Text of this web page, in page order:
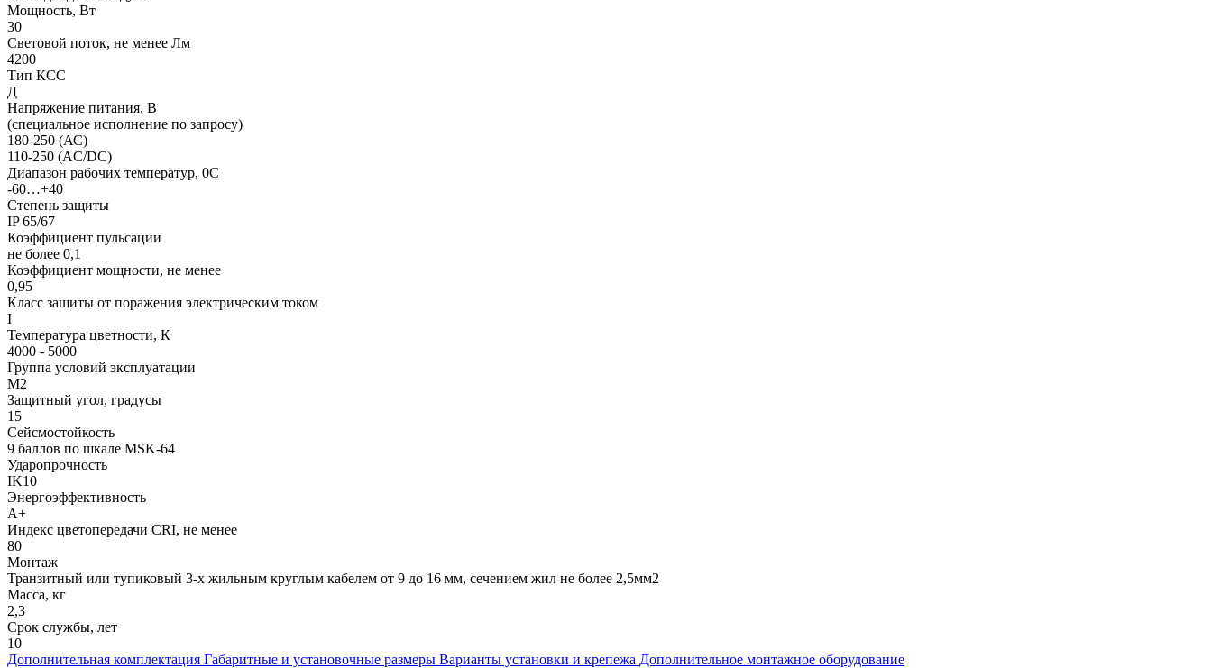
Мощность, Вт
30
Световой поток, не менее Лм
4200
Тип КСС
Д
Напряжение питания, В
(специальное исполнение по запросу)
180-250 (АС)
110-250 (AC/DC)
Диапазон рабочих температур, 0С
-60…+40
Степень защиты
IP 65/67
Коэффициент пульсации
не более 0,1
Коэффициент мощности, не менее
0,95
Класс защиты от поражения электрическим током
I
Температура цветности, К
4000 - 5000
Группа условий эксплуатации
М2
Защитный угол, градусы
15
Сейсмостойкость
9 баллов по шкале МSK-64
Ударопрочность
IK10
Энергоэффективность
А+
Индекс цветопередачи CRI, не менее
80
Монтаж
Транзитный или тупиковый 3-х жильным круглым кабелем от 9 до 16 мм, сечением жил не более 2,5мм2
Масса, кг
2,3
Срок службы, лет
10
Дополнительная комплектация Габаритные и установочные размеры Варианты установки и крепежа Дополнительное монтажное оборудование